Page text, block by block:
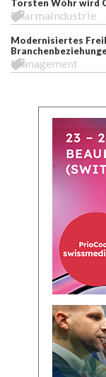
Torsten Wöhr wird
Pharmaindustrie
Modernisiertes
Management